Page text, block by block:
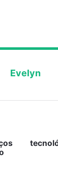
Evelyn